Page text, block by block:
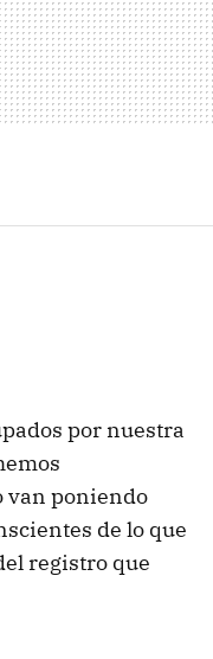
por nuestra
van poniendo
de lo que
registro que